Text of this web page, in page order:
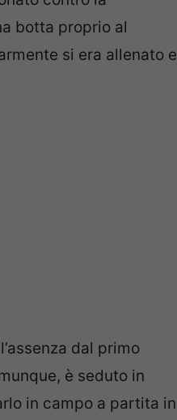
botta proprio al
si era allenato e
dal primo
è seduto in
in campo a partita in